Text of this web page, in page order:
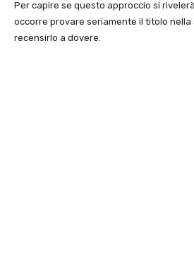
Per capire se questo approccio si
occorre provare seriamente il titolo
recensirlo a dovere.